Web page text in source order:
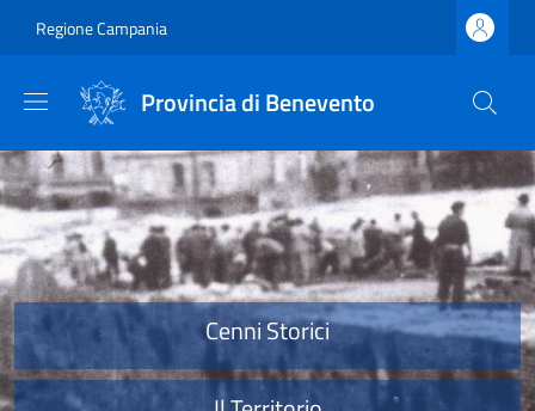
Regione Campania
Provincia di Benevento
Provincia di Benevento
Cenni Storici